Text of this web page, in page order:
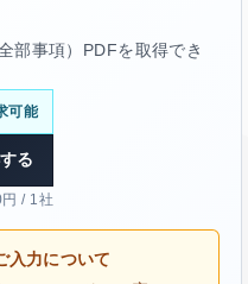
部事項）PDFを取得でき
可能
る
/ 1社
入力について